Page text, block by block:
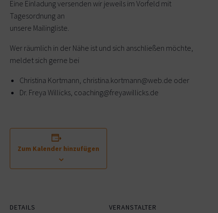
Eine Einladung versenden wir jeweils im Vorfeld mit
Tagesordnung an
unsere Mailingliste.
Wer räumlich in der Nähe ist und sich anschließen möchte,
meldet sich gerne bei
Christina Kortmann, christina.kortmann@web.de oder
Dr. Freya Willicks, coaching@freyawillicks.de
Zum Kalender hinzufügen
DETAILS VERANSTALTER